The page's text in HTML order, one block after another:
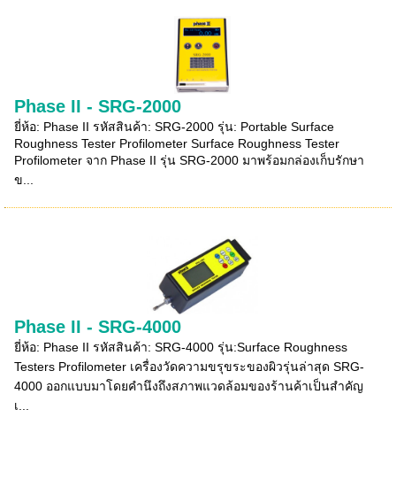
Phase II - SRG-2000
ยี่ห้อ: Phase II รหัสสินค้า: SRG-2000 รุ่น: Portable Surface
Roughness Tester Profilometer Surface Roughness Tester
Profilometer จาก Phase II รุ่น SRG-2000 มาพร้อมกล่องเก็บรักษา
ข...
Phase II - SRG-4000
ยี่ห้อ: Phase II รหัสสินค้า: SRG-4000 รุ่น:Surface Roughness
Testers Profilometer เครื่องวัดความขรุขระของผิวรุ่นล่าสุด SRG-
4000 ออกแบบมาโดยคำนึงถึงสภาพแวดล้อมของร้านค้าเป็นสำคัญ
เ...